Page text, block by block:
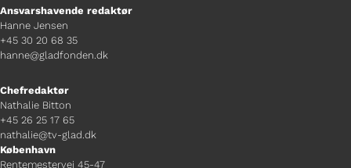
Ansvarshavende redaktør
Hanne Jensen
+45 30 20 68 35
hanne@gladfonden.dk
Chefredaktør
Nathalie Bitton
+45 26 25 17 65
nathalie@tv-glad.dk
København
Rentemestervej 45-47